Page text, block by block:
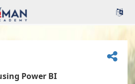
Power BI